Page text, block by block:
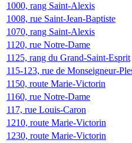
1000, rang Saint-Alexis
1008, rue Saint-Jean-Baptiste
1070, rang Saint-Alexis
1120, rue Notre-Dame
1125, rang du Grand-Saint-Esprit
115-123, rue de Monseigneur-
1150, route Marie-Victorin
1160, rue Notre-Dame
117, rue Louis-Caron
1210, route Marie-Victorin
1230, route Marie-Victorin